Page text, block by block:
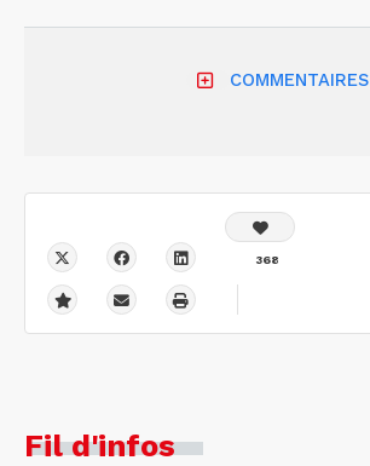
COMMENTAIRES
368
Fil d'infos